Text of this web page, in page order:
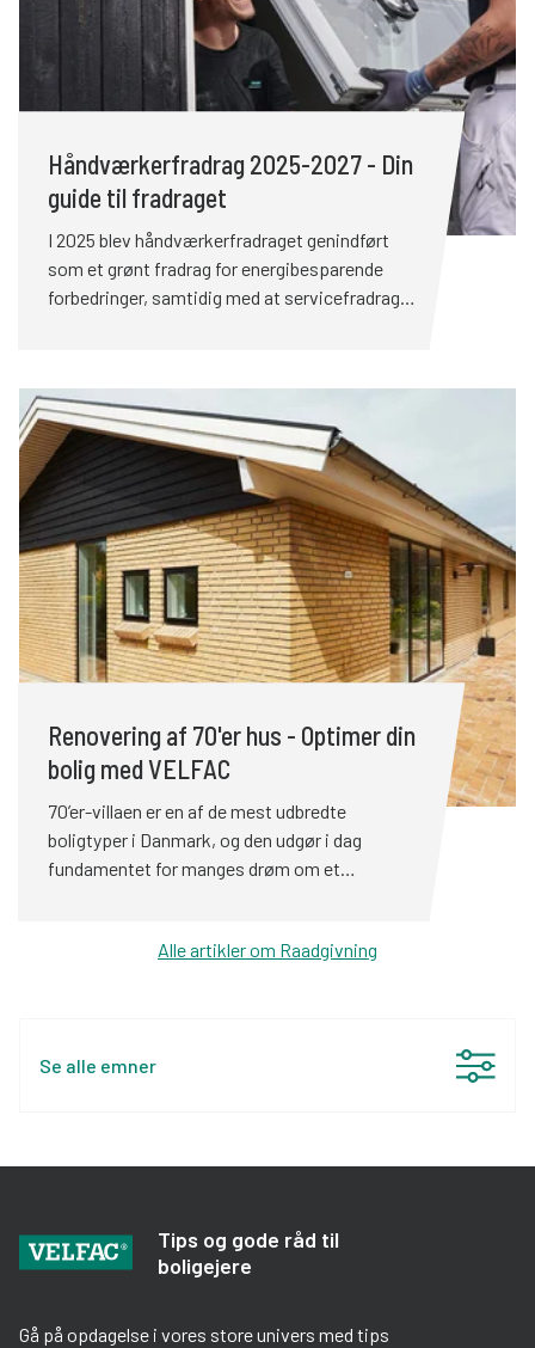
kombinationer og designs der fungerer bedst.
Håndværkerfradrag 2025-2027 - Din
guide til fradraget
I 2025 blev håndværkerfradraget genindført
som et grønt fradrag for energibesparende
forbedringer, samtidig med at servicefradraget
arbejde i hjemmet. I 2025 blev
håndværkerfradraget genindført som et grønt
fradrag for energibesparende forbedringer,
samtidig med at servicefradraget blev udvidet
betydeligt. Det giver dig som boligejer nye
skattefordele i forbindelse med arbejde i
hjemmet.
Renovering af 70'er hus - Optimer din
bolig med VELFAC
70’er-villaen er en af de mest udbredte
boligtyper i Danmark, og den udgør i dag
fundamentet for manges drøm om et
originale løsninger trænger også til en kærlig
fundamentet for manges drøm om et
Alle artikler om Raadgivning
Renovering(20)
Oekonomi
Energioptimering(13)
Dagslys(11)
Se alle emner
Tips og gode råd til
boligejere
Gå på opdagelse i vores store univers med tips